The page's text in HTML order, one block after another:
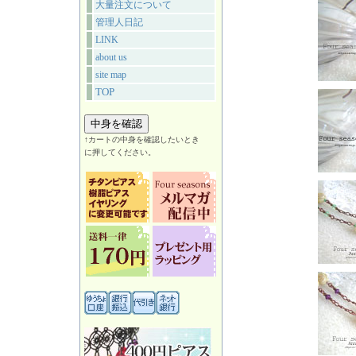
大量注文について
管理人日記
LINK
about us
site map
TOP
↑カートの中身を確認したいとき
に押してください。